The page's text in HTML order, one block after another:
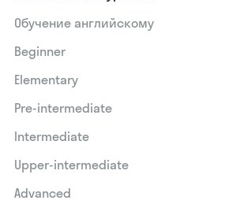
Обучение английскому
Beginner
Elementary
Pre-intermediate
Intermediate
Upper-intermediate
Advanced